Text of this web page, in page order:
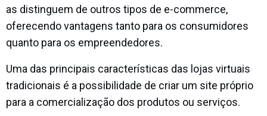
as distinguem de outros tipos de e-commerce,
oferecendo vantagens tanto para os consumidores
quanto para os empreendedores.
Uma das principais características das lojas virtuais
tradicionais é a possibilidade de criar um site próprio
para a comercialização dos produtos ou serviços.